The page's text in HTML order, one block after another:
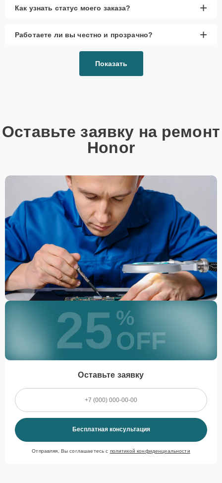
ультрабуках, используя оригинальные детали и проверенные
аналоги. Мы гарантируем, что устройство будет работать надёжно
Как узнать статус моего заказа? +
Работаете ли вы честно и прозрачно? +
Показать
Оставьте заявку на ремонт
Honor
25 %
OFF
Оставьте заявку
Бесплатная консультация
Отправляя, Вы соглашаетесь с политикой конфиденциальности